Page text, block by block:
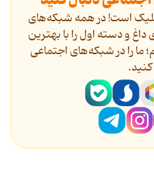
کلیک است! در همه شبکه‌های
و دسته اول را با بهترین
ما را در شبکه‌های اجتماعی